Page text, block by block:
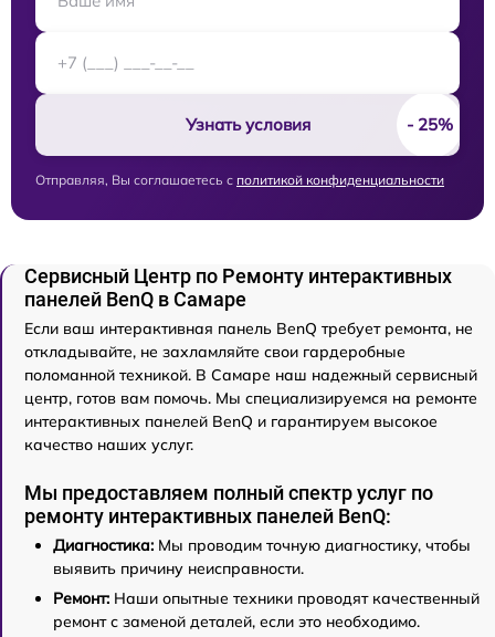
Узнать условия
Отправляя, Вы соглашаетесь с политикой конфиденциальности
Сервисный Центр по Ремонту интерактивных
панелей BenQ в Самаре
Если ваш интерактивная панель BenQ требует ремонта, не
откладывайте, не захламляйте свои гардеробные
поломанной техникой. В Самаре наш надежный сервисный
центр, готов вам помочь. Мы специализируемся на ремонте
интерактивных панелей BenQ и гарантируем высокое
качество наших услуг.
Мы предоставляем полный спектр услуг по
ремонту интерактивных панелей BenQ:
Диагностика: Мы проводим точную диагностику, чтобы
выявить причину неисправности.
Ремонт: Наши опытные техники проводят качественный
ремонт с заменой деталей, если это необходимо.